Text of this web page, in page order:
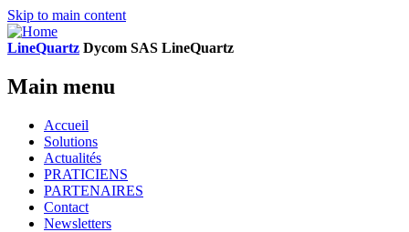
Skip to main content
LineQuartz Dycom SAS LineQuartz
Main menu
Accueil
Solutions
Actualités
PRATICIENS
PARTENAIRES
Contact
Newsletters